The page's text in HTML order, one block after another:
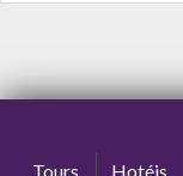
Tours Hotéis